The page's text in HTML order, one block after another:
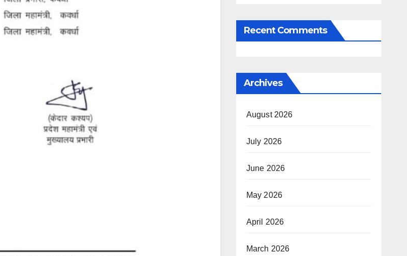
Recent Comments
Archives
August 2026
July 2026
June 2026
May 2026
April 2026
March 2026